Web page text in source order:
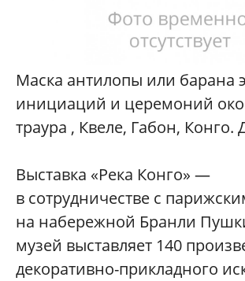
Маска антилопы или барана
инициаций и церемоний
траура , Квеле, Габон, Конго.
Выставка «Река Конго» —
в сотрудничестве с
на набережной Бранли
музей выставляет 140
декоративно-прикладного